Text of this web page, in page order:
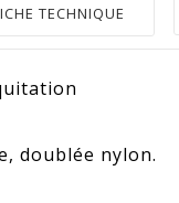
TECHNIQUE
doublée nylon.